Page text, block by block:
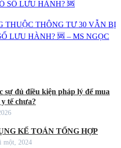
THUỘC THÔNG TƯ 30 VẪN BỊ
LƯU HÀNH? 🆘 – MS NGỌC
sự đủ điều kiện pháp lý để mua
tế chưa?
KẾ TOÁN TỔNG HỢP
một, 2024